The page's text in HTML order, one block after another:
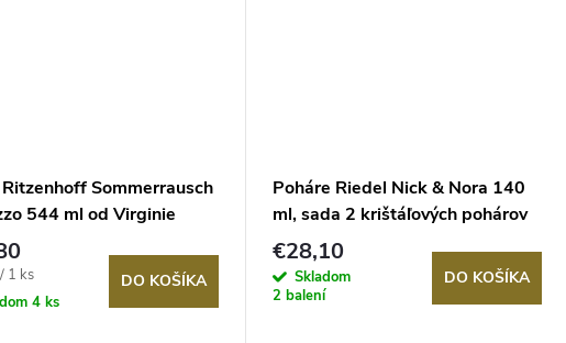
Sommerrausch
544 ml od Virginie
1 ks
4 ks
DO KOŠÍKA
Poháre Riedel Nick & Nora 140
ml, sada 2 krištáľových pohárov
€28,10
Skladom
2 balení
DO KOŠÍKA